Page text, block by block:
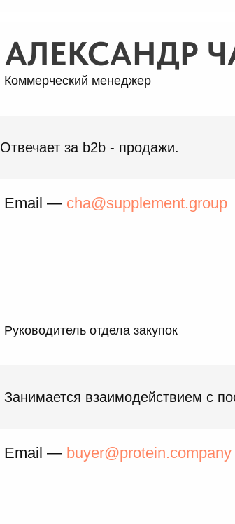
Коммерческий менеджер
Отвечает за b2b - продажи.
Email — cha@supplement.group
АЛЕКСАНДР
Руководитель отдела закупок
Занимается взаимодействием с
Email — buyer@protein.company